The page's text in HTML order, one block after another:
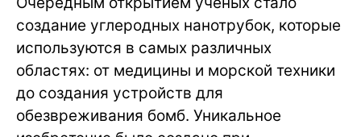
создание углеродных нанотрубок, которые
используются в самых различных
областях: от медицины и морской техники
до создания устройств для
обезвреживания бомб. Уникальное